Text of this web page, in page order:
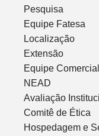
Pesquisa
Equipe Fatesa
Localização
Extensão
Equipe Comercial
NEAD
Avaliação
Comitê de Ética
Hospedagem e